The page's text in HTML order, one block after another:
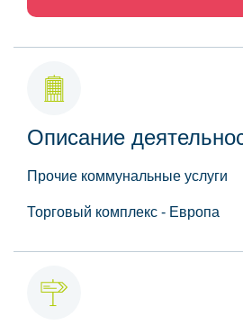
Описание
Прочие коммунальные услуги
Торговый комплекс - Европа